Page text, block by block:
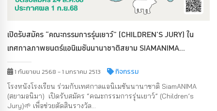
เปิดรับสมัคร “คณะกรรมการรุ่นเยาว์” (CHILDREN’S JURY) ใน
เทศกาลภาพยนตร์แอนิเมชันนานาชาติสยาม SIAMANIMA...
1 กันยายน 2568 - 1 มกราคม 2513 กิจกรรม
โรงหนังโรงเรียน ร่วมกับเทศกาลแอนิเมชันนานาชาติ SiamANIMA
(สยามอนิมา) เปิดรับสมัคร “คณะกรรมการรุ่นเยาว์” (Children’s
Jury)🌱 เพื่อช่วยตัดสินรางวัล...